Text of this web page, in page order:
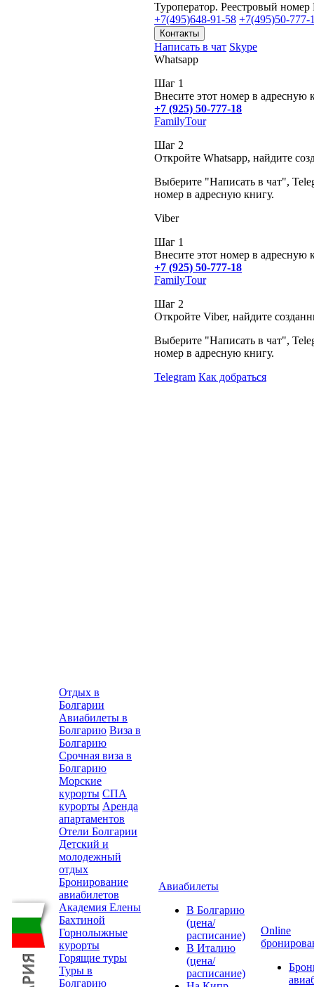
Туроператор. Реестровый
+7(495)648-91-58 +7(495)50-777-
Контакты
Написать в чат Skype
Whatsapp
Шаг 1
Внесите этот номер в адресную
+7 (925) 50-777-18
FamilyTour
Шаг 2
Откройте Whatsapp, найдите
Выберите "Написать в чат",
номер в адресную книгу.
Viber
Шаг 1
Внесите этот номер в адресную
+7 (925) 50-777-18
FamilyTour
Шаг 2
Откройте Viber, найдите
Выберите "Написать в чат",
номер в адресную книгу.
Telegram Как добраться
Отдых в
Болгарии
Авиабилеты в
Болгарию Виза в
Болгарию
Срочная виза в
Болгарию
Морские
курорты СПА
курорты Аренда
апартаментов
Отели Болгарии
Детский и
молодежный
отдых
Бронирование
авиабилетов
Академия Елены
Бахтиной
Горнолыжные
курорты
Горящие туры
Туры в
Болгарию
Авиабилеты
В Болгарию
(цена/
расписание)
В Италию
(цена/
расписание)
Online